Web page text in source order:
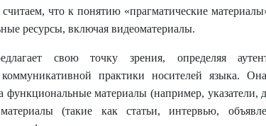
что к понятию «прагматические
ресурсы, включая видеоматериалы.
свою точку зрения, определяя
практики носителей языка.
материалы (например, указатели,
(такие как статьи, интервью,